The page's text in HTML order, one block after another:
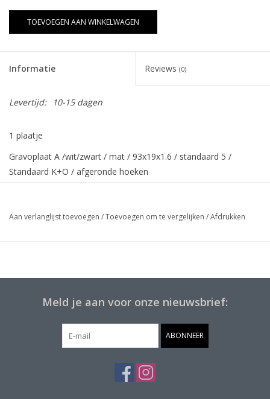
TOEVOEGEN AAN WINKELWAGEN
Informatie Reviews (0)
Levertijd: 10-15 dagen
1 plaatje
Gravoplaat A /wit/zwart / mat / 93x19x1.6 / standaard 5 /
Standaard K+O / afgeronde hoeken
Aan verlanglijst toevoegen /Toevoegen om te vergelijken /Afdrukken
Meld je aan voor onze nieuwsbrief:
ABONNEER